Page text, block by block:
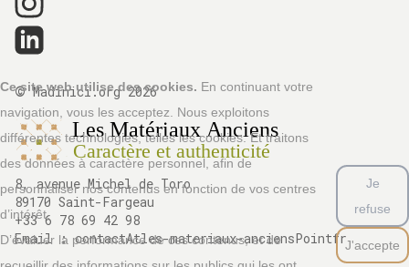
© Madinici.org 2026
8, avenue Michel de Toro
89170 Saint-Fargeau
+33 6 78 69 42 98
Email :contactAtles-materiaux-anciensPointfr
Ce site web utilise des cookies. En continuant votre
navigation, vous les acceptez. Nous exploitons
différentes technologies, telles les cookies. Et traitons
des données à caractère personnel, afin de
personnaliser nos contenus en fonction de vos centres
d’intérêt.
D’évaluer la performance de ces contenus, et de
Je
refuse
J'accepte